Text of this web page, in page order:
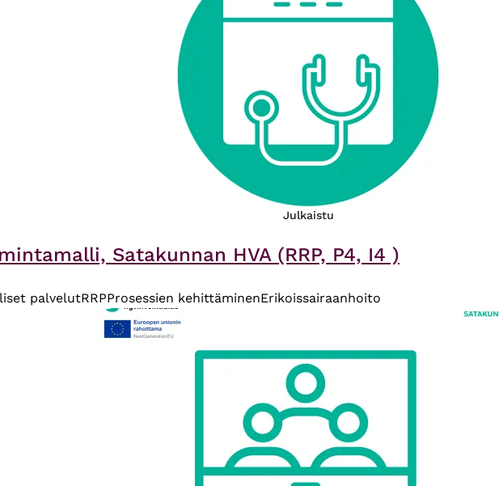
Julkaistu
Satakunnan HVA (RRP, P4, I4 )
palvelutRRPProsessien kehittäminenErikoissairaanhoito